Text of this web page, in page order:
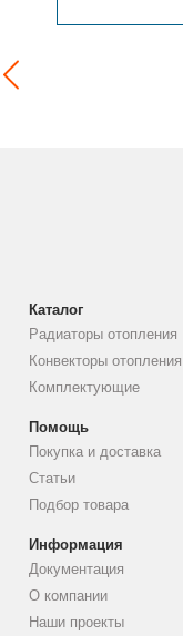
Каталог
Радиаторы отопления
Конвекторы отопления
Комплектующие
Помощь
Покупка и доставка
Статьи
Подбор товара
Информация
Документация
О компании
Наши проекты